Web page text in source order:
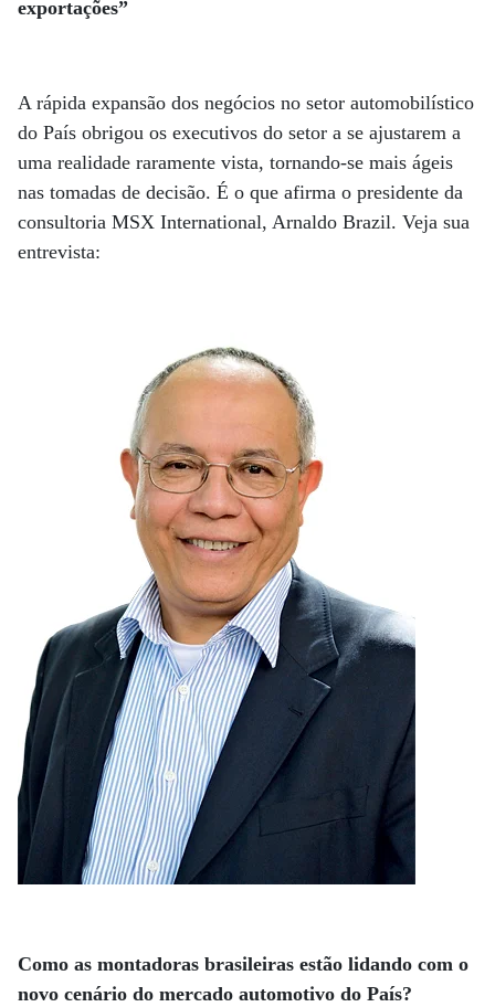
exportações”
A rápida expansão dos negócios no setor automobilístico
do País obrigou os executivos do setor a se ajustarem a
uma realidade raramente vista, tornando-se mais ágeis
nas tomadas de decisão. É o que afirma o presidente da
consultoria MSX International, Arnaldo Brazil. Veja sua
entrevista:
Como as montadoras brasileiras estão lidando com o
novo cenário do mercado automotivo do País?